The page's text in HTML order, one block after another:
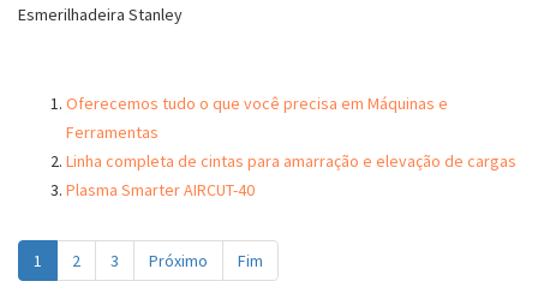
Esmerilhadeira Stanley
Oferecemos tudo o que você precisa em Máquinas e
Ferramentas
Linha completa de cintas para amarração e elevação de cargas
Plasma Smarter AIRCUT-40
1 2 3 Próximo Fim